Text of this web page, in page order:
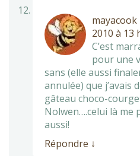
mayacook
2010 à 13
C’est
pour une
sans (elle aussi
annulée) que j’avais
gâteau choco-
Nolwen….celui là me
aussi!
Répondre ↓